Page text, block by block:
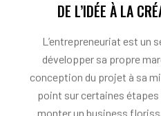
DE L’IDÉE À LA
développer sa propre
conception du projet à sa
point sur certaines
monter un business